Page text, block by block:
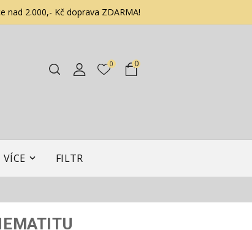
nad 2.000,- Kč doprava ZDARMA!
0
0
VÍCE FILTR